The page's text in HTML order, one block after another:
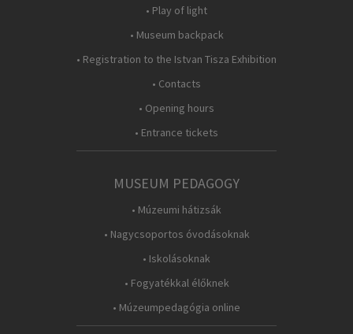
• Play of light
• Museum backpack
• Registration to the Istvan Tisza Exhibition
• Contacts
• Opening hours
• Entrance tickets
MUSEUM PEDAGOGY
• Múzeumi hátizsák
• Nagycsoportos óvodásoknak
• Iskolásoknak
• Fogyatékkal élőknek
• Múzeumpedagógia online